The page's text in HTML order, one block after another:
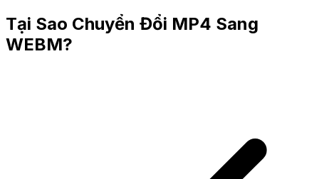
Tại Sao Chuyển Đổi MP4 Sang
WEBM?